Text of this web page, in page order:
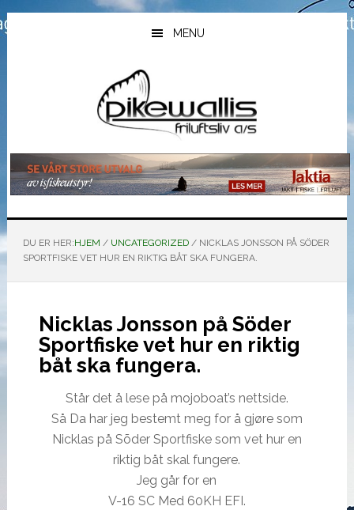
Hopp
til
Hopp
til
Hopp
til
MENU
DU ER HER:HJEM / UNCATEGORIZED /NICKLAS JONSSON PÅ SÖDER
SPORTFISKE VET HUR EN RIKTIG BÅT SKA FUNGERA.
Nicklas Jonsson på Söder
Sportfiske vet hur en riktig
båt ska fungera.
Står det å lese på mojoboat’s nettside.
Så Da har jeg bestemt meg for å gjøre som
Nicklas på Sõder Sportfiske som vet hur en
riktig båt skal fungere.
Jeg går for en
V-16 SC Med 60KH EFI.